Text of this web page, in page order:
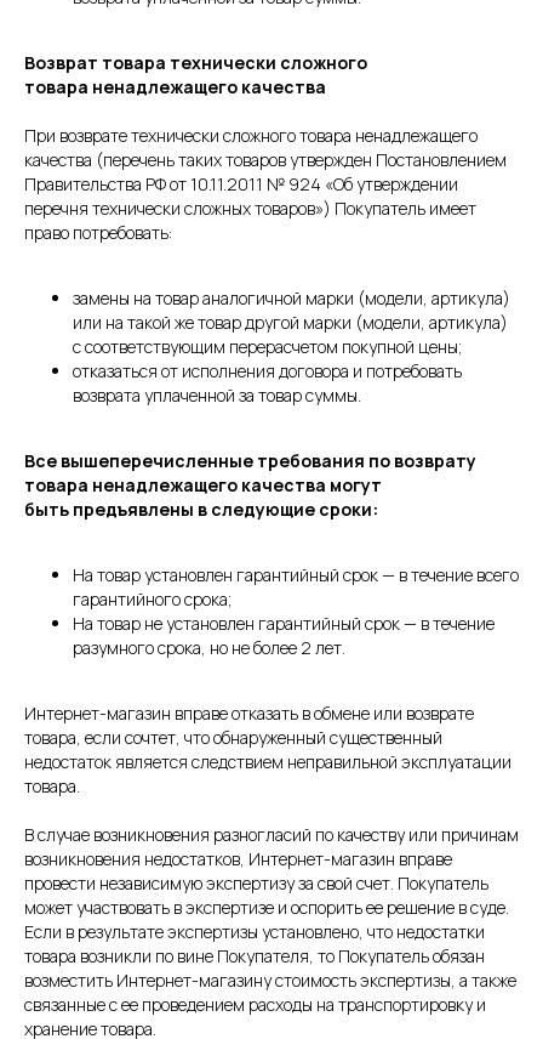
Возврат товара технически сложного
товара ненадлежащего качества
При возврате технически сложного товара ненадлежащего
качества (перечень таких товаров утвержден Постановлением
Правительства РФ от 10.11.2011 № 924 «Об утверждении
перечня технически сложных товаров») Покупатель имеет
право потребовать:
замены на товар аналогичной марки (модели, артикула)
или на такой же товар другой марки (модели, артикула)
с соответствующим перерасчетом покупной цены;
отказаться от исполнения договора и потребовать
возврата уплаченной за товар суммы.
Все вышеперечисленные требования по возврату
товара ненадлежащего качества могут
быть предъявлены в следующие сроки:
На товар установлен гарантийный срок — в течение всего
гарантийного срока;
На товар не установлен гарантийный срок — в течение
разумного срока, но не более 2 лет.
Интернет-магазин вправе отказать в обмене или возврате
товара, если сочтет, что обнаруженный существенный
недостаток является следствием неправильной эксплуатации
товара.
В случае возникновения разногласий по качеству или причинам
возникновения недостатков, Интернет-магазин вправе
провести независимую экспертизу за свой счет. Покупатель
может участвовать в экспертизе и оспорить ее решение в суде.
Если в результате экспертизы установлено, что недостатки
товара возникли по вине Покупателя, то Покупатель обязан
возместить Интернет-магазину стоимость экспертизы, а также
связанные с ее проведением расходы на транспортировку и
хранение товара.